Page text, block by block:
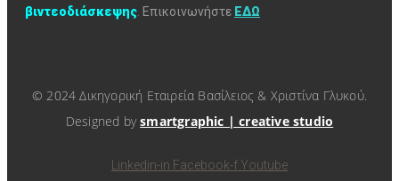
βιντεοδιάσκεψης Επικοινωνήστε ΕΔΩ
© 2024 Δικηγορική Εταιρεία Βασίλειος & Χριστίνα Γλυκού.
Designed bysmartgraphic | creative studio
Linkedin-in Facebook-f Youtube